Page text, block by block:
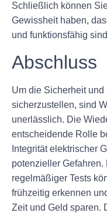
Schließlich können
Gewissheit haben,
und funktionsfähig
Abschluss
Um die Sicherheit
sicherzustellen, sind
unerlässlich. Die
entscheidende Rolle
Integrität elektrischer
potenzieller
regelmäßiger Tests
frühzeitig erkennen
Zeit und Geld sparen.